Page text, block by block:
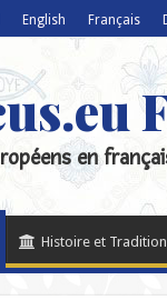
English Français
en
Histoire et Tradition